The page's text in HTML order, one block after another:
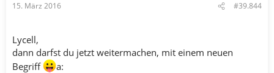
15. März 2016 #39.844
Lycell,
dann darfst du jetzt weitermachen, mit einem neuen
Begriff
a: